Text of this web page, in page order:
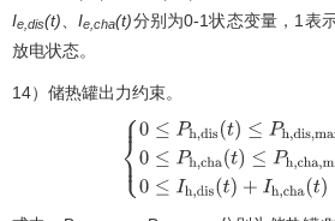
Ie,dis(t) 、Ie,cha(t)分别为0-1状态变量，1表
放电状态。
14）储热罐出力约束。
{0 ≤Ph, dis(t)≤Ph, dis max0≤P